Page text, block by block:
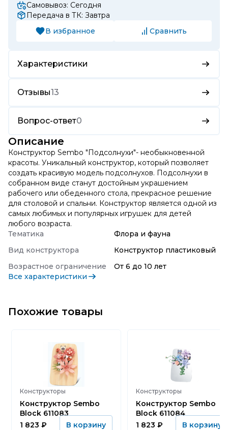
Самовывоз: Сегодня
Передача в ТК: Завтра
В избранное
Сравнить
Характеристики
Отзывы13
Вопрос-ответ0
Описание
Конструктор Sembo "Подсолнухи"- необыкновенной
красоты. Уникальный конструктор, который позволяет
создать красивую модель подсолнухов. Подсолнухи в
собранном виде станут достойным украшением
рабочего или обеденного стола, прекрасное решение
для столовой и спальни. Конструктор является одной из
самых любимых и популярных игрушек для детей
любого возраста.
Тематика
Флора и фауна
Вид конструктора
Конструктор пластиковый
Возрастное ограничение
От 6 до 10 лет
Все характеристики
Похожие товары
Конструкторы
Конструктор Sembo
Block 611083
1 823 ₽ В корзину
Конструкторы
Конструктор Sembo
Block 611084
1 823 ₽ В корзину